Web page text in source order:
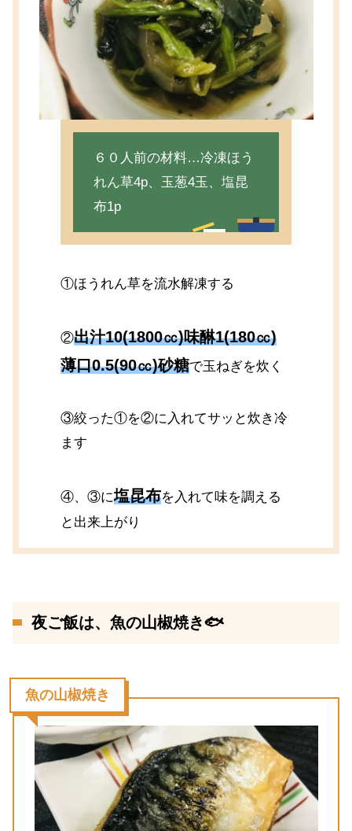
６０人前の材料…冷凍ほう
れん草4p、玉葱4玉、塩昆
布1p
①ほうれん草を流水解凍する
②出汁10(1800㏄)味醂1(180㏄)
薄口0.5(90㏄)砂糖で玉ねぎを炊く
③絞った①を②に入れてサッと炊き冷
ます
④、③に塩昆布を入れて味を調える
と出来上がり
夜ご飯は、魚の山椒焼き🐟
魚の山椒焼き